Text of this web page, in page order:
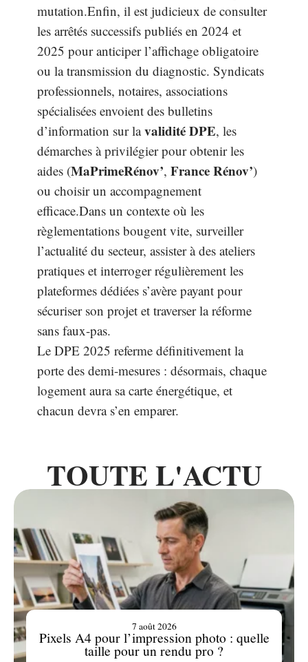
mutation.Enfin, il est judicieux de consulter
les arrêtés successifs publiés en 2024 et
2025 pour anticiper l’affichage obligatoire
ou la transmission du diagnostic. Syndicats
professionnels, notaires, associations
spécialisées envoient des bulletins
d’information sur lavalidité DPE, les
démarches à privilégier pour obtenir les
aides (MaPrimeRénov’, France Rénov’)
ou choisir un accompagnement
efficace.Dans un contexte où les
règlementations bougent vite, surveiller
l’actualité du secteur, assister à des ateliers
pratiques et interroger régulièrement les
plateformes dédiées s’avère payant pour
sécuriser son projet et traverser la réforme
sans faux-pas.
Le DPE 2025 referme définitivement la
porte des demi-mesures : désormais, chaque
logement aura sa carte énergétique, et
chacun devra s’en emparer.
TOUTE L'ACTU
Pixels A4 pour l’impression photo : quelle
taille pour un rendu pro ?
7 août 2026